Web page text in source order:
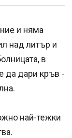
и няма
над литър и
в
да дари кръв -
най-тежки